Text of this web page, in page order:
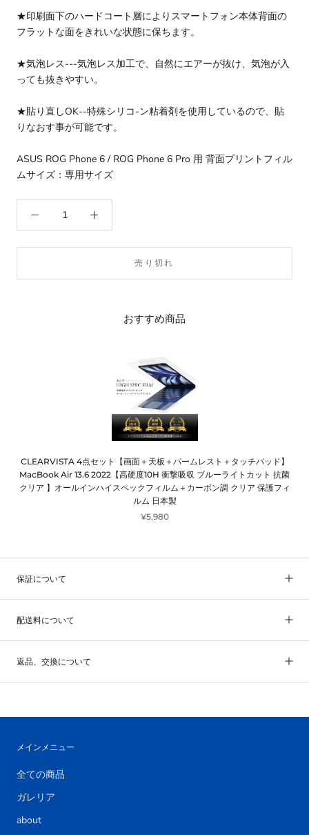
★印刷面下のハードコート層によりスマートフォン本体背面の
フラットな面をきれいな状態に保ちます。
★気泡レス---気泡レス加工で、自然にエアーが抜け、気泡が入
っても抜きやすい。
★貼り直しOK--特殊シリコ-ン粘着剤を使用しているので、貼
りなおす事が可能です。
ASUS ROG Phone 6 / ROG Phone 6 Pro 用 背面プリントフィル
ムサイズ：専用サイズ
売り切れ
おすすめ商品
CLEARVISTA 4点セット【画面＋天板＋パームレスト＋タッチパッド】
MacBook Air 13.6 2022【高硬度10H 衝撃吸収 ブルーライトカット 抗菌
クリア 】オールインハイスペックフィルム＋カーボン調 クリア 保護フィ
ルム 日本製
¥5,980
保証について
配送料について
返品、交換について
メインメニュー
全ての商品
ガレリア
about